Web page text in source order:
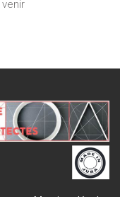
venir